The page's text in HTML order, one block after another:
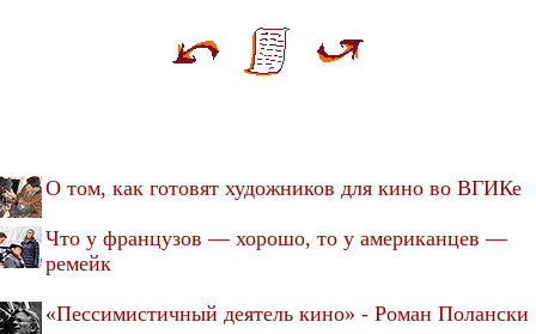
О том, как готовят художников для кино во ВГИКе
Что у французов — хорошо, то у американцев —
ремейк
«Пессимистичный деятель кино» - Роман Полански